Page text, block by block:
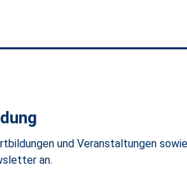
und Veranstaltungen
an.